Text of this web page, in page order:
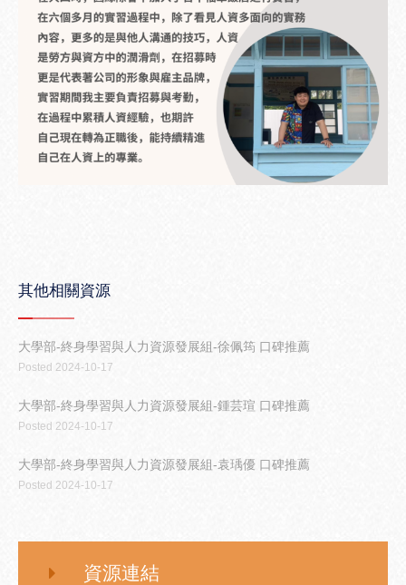
其他相關資源
大學部-終身學習與人力資源發展組-徐佩筠 口碑推薦
Posted 2024-10-17
大學部-終身學習與人力資源發展組-鍾芸瑄 口碑推薦
Posted 2024-10-17
大學部-終身學習與人力資源發展組-袁瑀優 口碑推薦
Posted 2024-10-17
資源連結